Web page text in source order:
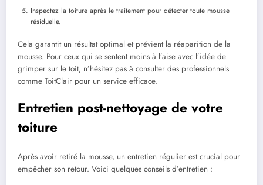
Inspectez la toiture après le traitement pour détecter toute mousse
résiduelle.
Cela garantit un résultat optimal et prévient la réaparition de la
mousse. Pour ceux qui se sentent moins à l’aise avec l’idée de
grimper sur le toit, n’hésitez pas à consulter des professionnels
comme ToitClair pour un service efficace.
Entretien post-nettoyage de votre
toiture
Après avoir retiré la mousse, un entretien régulier est crucial pour
empêcher son retour. Voici quelques conseils d’entretien :